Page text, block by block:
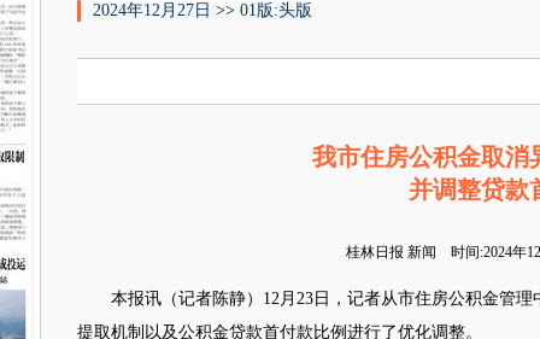
2024年12月27日 >> 01版:头版
我市住房公积金取消
并调整贷款
桂林日报 新闻 时间:2024年
本报讯（记者陈静）12月23日，记者从市住房公积金管理
提取机制以及公积金贷款首付款比例进行了优化调整。